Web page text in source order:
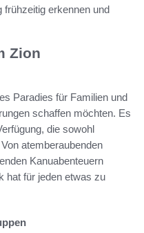
erkennen und
Zion
Paradies für Familien und
schaffen möchten. Es
die sowohl
atemberaubenden
Kanuabenteuern
hat für jeden etwas zu